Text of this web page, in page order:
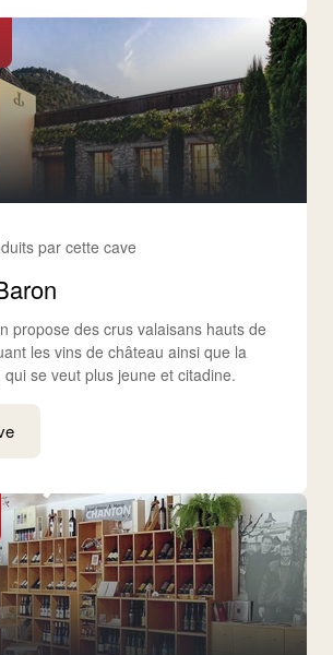
par cette cave
propose des crus valaisans hauts de
les vins de château ainsi que la
se veut plus jeune et citadine.